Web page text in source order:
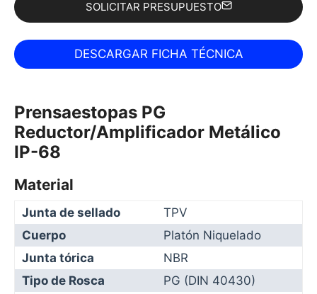
SOLICITAR PRESUPUESTO
Prensaestopas PG
Reductor/Amplificador Metálico
IP-68
Material
Junta de sellado
TPV
Cuerpo
Platón Niquelado
Junta tórica
NBR
Tipo de Rosca
PG (DIN 40430)